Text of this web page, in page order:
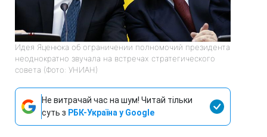
Идея Яценюка об ограничении полномочий президента
неоднократно звучала на встречах стратегического
совета (Фото: УНИАН)
Не витрачай час на шум! Читай тільки
суть з РБК-Україна у Google